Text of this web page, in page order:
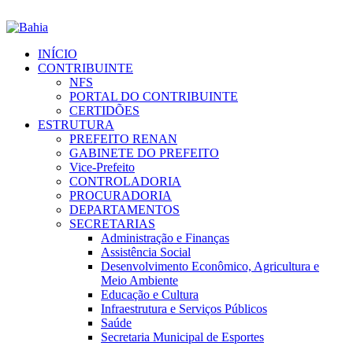
INÍCIO
CONTRIBUINTE
NFS
PORTAL DO CONTRIBUINTE
CERTIDÕES
ESTRUTURA
PREFEITO RENAN
GABINETE DO PREFEITO
Vice-Prefeito
CONTROLADORIA
PROCURADORIA
DEPARTAMENTOS
SECRETARIAS
Administração e Finanças
Assistência Social
Desenvolvimento Econômico, Agricultura e
Meio Ambiente
Educação e Cultura
Infraestrutura e Serviços Públicos
Saúde
Secretaria Municipal de Esportes